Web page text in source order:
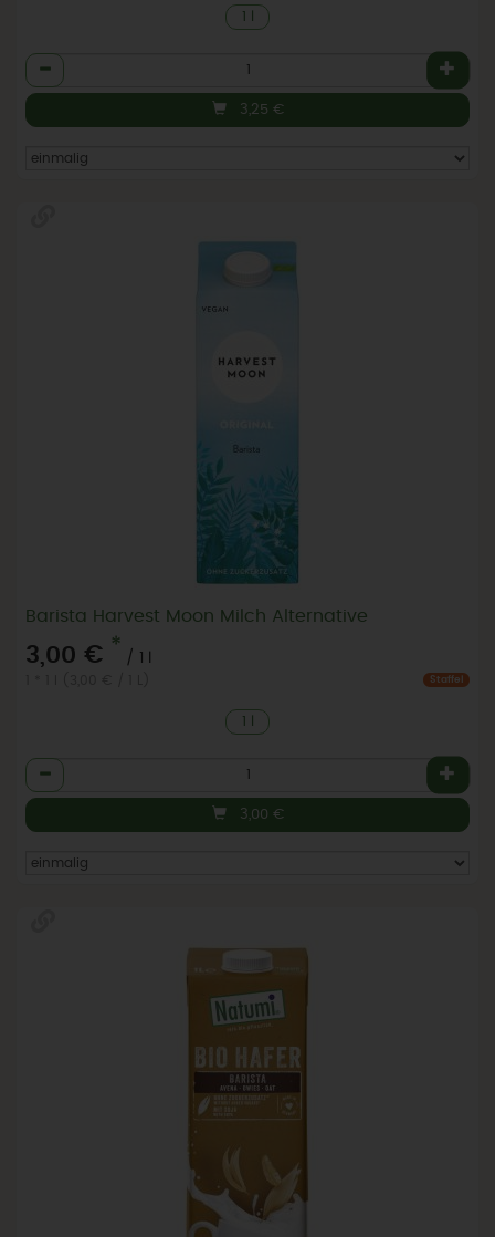
1 l
Anzahl
3,25 €
Barista Harvest Moon Milch Alternative
3,00 € *
/ 1 l
Staffel
1 l
Anzahl
3,00 €